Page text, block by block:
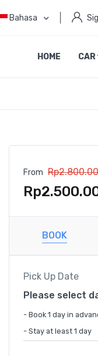
Bahasa
HOME CAR
From
BOOK
Pick Up Date
Please select
- Book 1 day in
- Stay at least 1 day